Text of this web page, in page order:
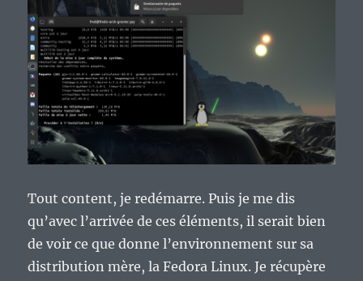
Tout content, je redémarre. Puis je me dis
qu’avec l’arrivée de ces éléments, il serait bien
de voir ce que donne l’environnement sur sa
distribution mère, la Fedora Linux. Je récupère